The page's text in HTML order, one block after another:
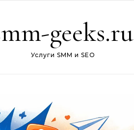
geeks.ru
Услуги SMM и SEO